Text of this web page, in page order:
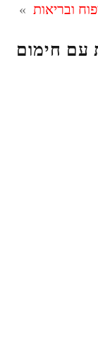
ובריאות »
עם חימום